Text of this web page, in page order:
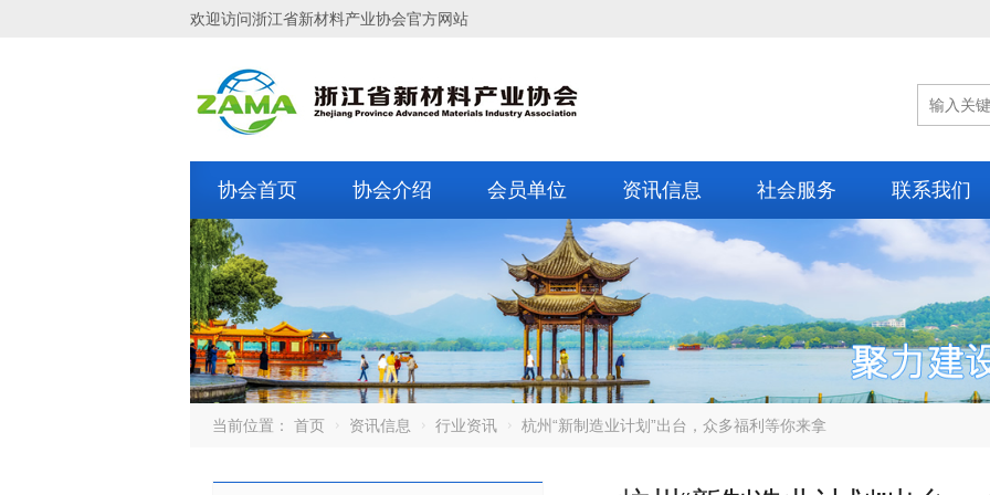
欢迎访问浙江省新材料产业协会官方网站
协会首页 协会介绍 会员单位 资讯信息 社会服务 联系我们
当前位置： 首页 资讯信息 行业资讯 杭州“新制造业计划”出台，众多福利等你来拿